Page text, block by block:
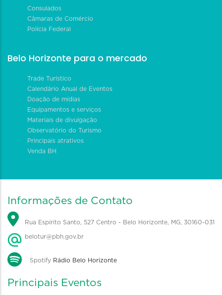
Consulados
Câmaras de Comércio
Polícia Federal
Belo Horizonte para o mercado
Trade Turístico
Calendário Anual de Eventos
Doação de mídias
Equipamentos e serviços
Materiais de divulgação
Observatório do Turismo
Principais atrativos
Venda BH
Informações de Contato
Rua Espírito Santo, 527 Centro - Belo Horizonte, MG, 30160-031
belotur@pbh.gov.br
Spotify Rádio Belo Horizonte
Principais Eventos